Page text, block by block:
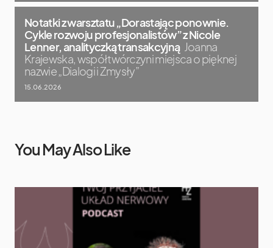
Notatki z warsztatu „Dorastając ponownie.
Cykle rozwoju profesjonalistów” z Nicole
Lenner, analityczką transakcyjną Joanna
Krajewska, współtwórczyni miejsca o pięknej
nazwie „Dialogi i Zmysły”
15.06.2026
You May Also Like